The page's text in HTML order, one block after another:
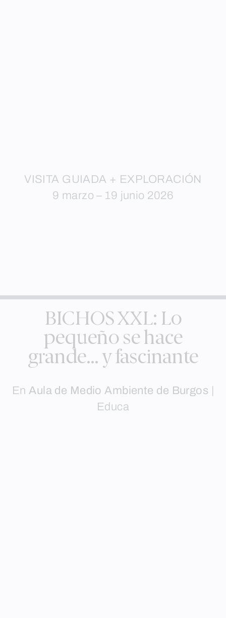
VISITA GUIADA + EXPLORACIÓN
9 marzo – 19 junio 2026
BICHOS XXL: Lo
pequeño se hace
grande… y fascinante
En Aula de Medio Ambiente de Burgos
Educa